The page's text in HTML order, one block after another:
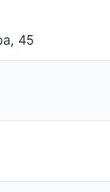
45